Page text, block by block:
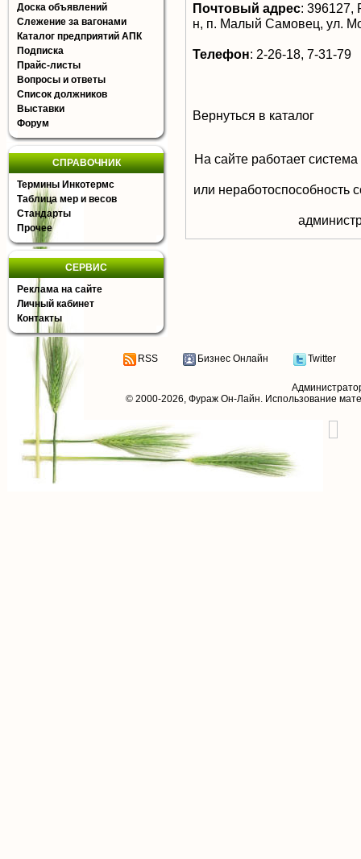
Доска объявлений
Слежение за вагонами
Каталог предприятий АПК
Подписка
Прайс-листы
Вопросы и ответы
Список должников
Выставки
Форум
СПРАВОЧНИК
Термины Инкотермс
Таблица мер и весов
Стандарты
Прочее
СЕРВИС
Реклама на сайте
Личный кабинет
Контакты
Почтовый адрес: 396127,
н, п. Малый Самовец, ул.
Телефон: 2-26-18, 7-31-79
Вернуться в каталог
На сайте работает
или неработоспособность
RSS Бизнес Онлайн Twitter
© 2000-2026, Фураж Он-Лайн. Использование